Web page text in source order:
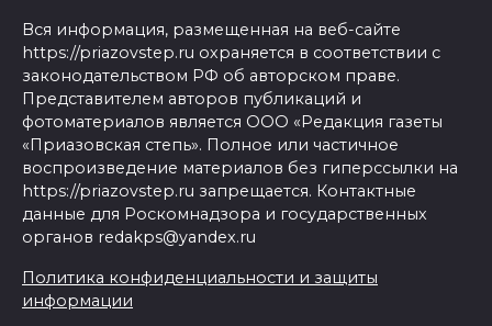
Вся информация, размещенная на веб-сайте
https://priazovstep.ru охраняется в соответствии с
законодательством РФ об авторском праве.
Представителем авторов публикаций и
фотоматериалов является ООО «Редакция газеты
«Приазовская степь». Полное или частичное
воспроизведение материалов без гиперссылки на
https://priazovstep.ru запрещается. Контактные
данные для Роскомнадзора и государственных
органов redakps@yandex.ru
Политика конфиденциальности и защиты
информации